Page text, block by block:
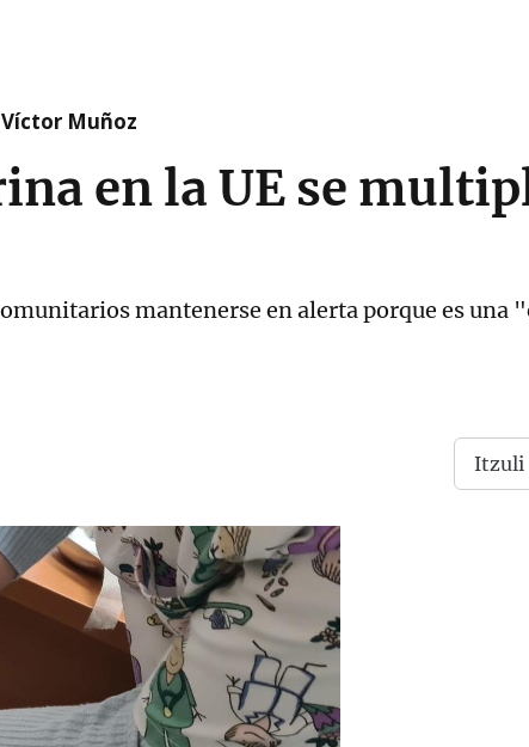
Muñoz
en la UE se
mantenerse en alerta porque es una
Itzuli